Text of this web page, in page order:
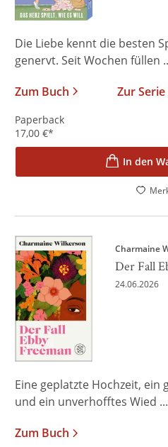
Die Liebe kennt die besten
genervt. Seit Wochen füllen
Zum Buch
Zur Serie
Paperback
17,00 €*
In den
Charmaine
Der Fall
24.06.2026
Eine geplatzte Hochzeit, ein
und ein unverhofftes Wied ...
Zum Buch